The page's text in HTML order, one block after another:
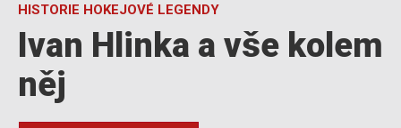
HISTORIE HOKEJOVÉ LEGENDY
Ivan Hlinka a vše kolem
něj